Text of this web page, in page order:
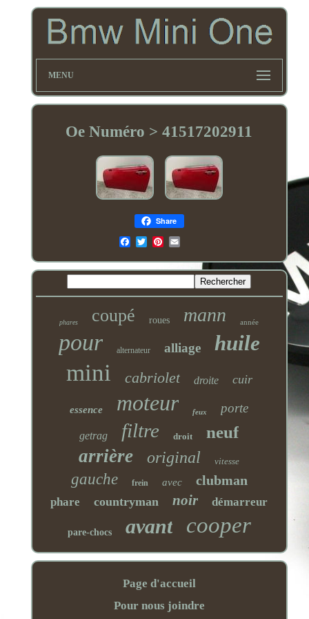
MENU
Oe Numéro > 41517202911
Share
Email
phares coupé roues mann année
pour alternateur alliage huile
mini cabriolet droite cuir
essence moteur feux porte
getrag filtre droit neuf
arrière original vitesse
gauche frein avec clubman
phare countryman noir démarreur
pare-chocs avant cooper
Page d'accueil
Pour nous joindre